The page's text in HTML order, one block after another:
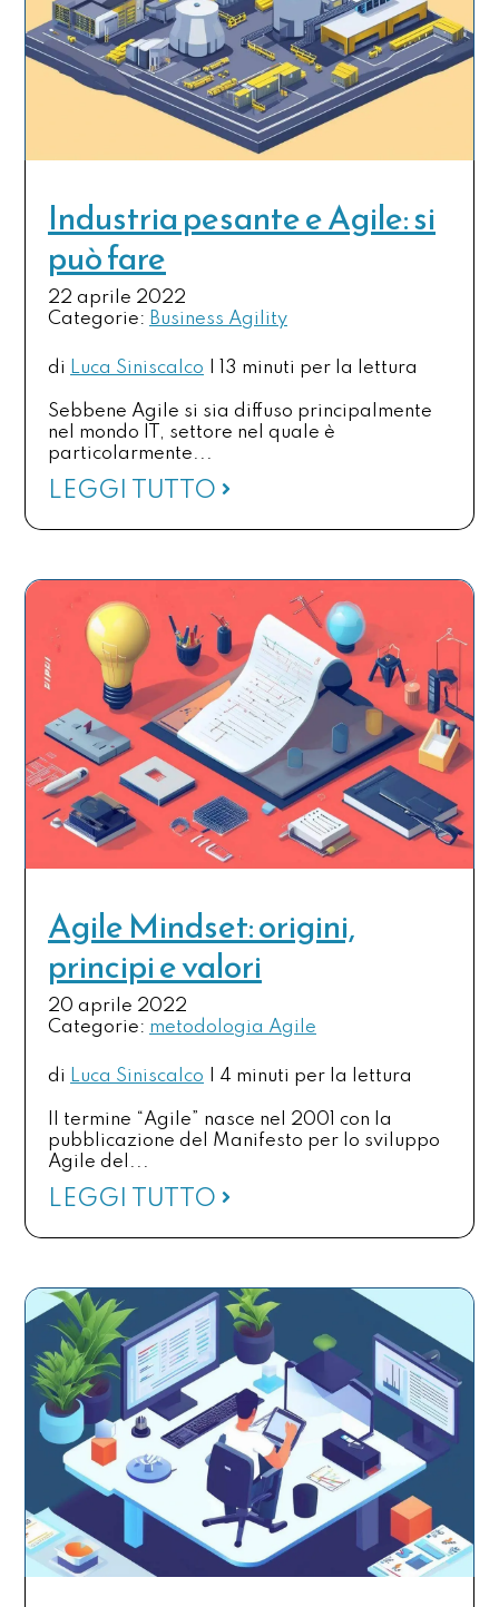
Industria pesante e Agile: si
può fare
22 aprile 2022
Categorie: Business Agility
di Luca Siniscalco 13 minuti per la lettura
Sebbene Agile si sia diffuso principalmente
nel mondo IT, settore nel quale è
particolarmente...
LEGGI TUTTO
Agile Mindset: origini,
principi e valori
20 aprile 2022
Categorie: metodologia Agile
di Luca Siniscalco 4 minuti per la lettura
Il termine “Agile” nasce nel 2001 con la
pubblicazione del Manifesto per lo sviluppo
Agile del...
LEGGI TUTTO